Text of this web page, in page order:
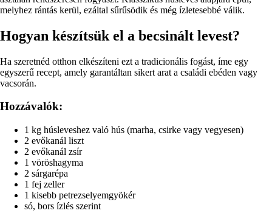
melyhez rántás kerül, ezáltal sűrűsödik és még ízletesebbé válik.
Hogyan készítsük el a becsinált levest?
Ha szeretnéd otthon elkészíteni ezt a tradicionális fogást, íme egy
egyszerű recept, amely garantáltan sikert arat a családi ebéden vagy
vacsorán.
Hozzávalók:
1 kg húsleveshez való hús (marha, csirke vagy vegyesen)
2 evőkanál liszt
2 evőkanál zsír
1 vöröshagyma
2 sárgarépa
1 fej zeller
1 kisebb petrezselyemgyökér
só, bors ízlés szerint